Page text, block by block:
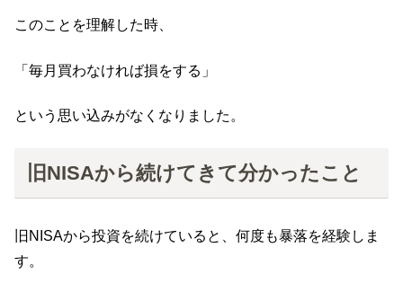
このことを理解した時、
「毎月買わなければ損をする」
という思い込みがなくなりました。
旧NISAから続けてきて分かったこと
旧NISAから投資を続けていると、何度も暴落を経験しま
す。